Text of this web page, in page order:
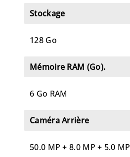
Stockage
128 Go
Mémoire RAM (Go).
6 Go RAM
Caméra Arrière
50.0 MP + 8.0 MP + 5.0 MP